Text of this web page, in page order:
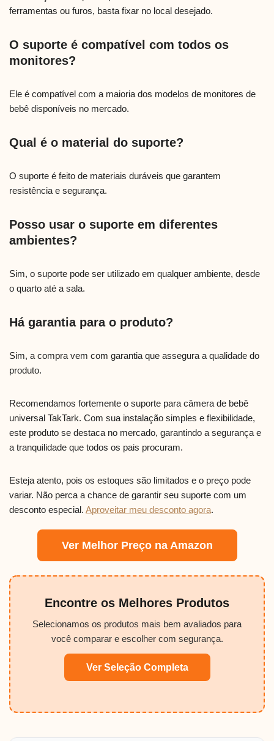
ferramentas ou furos, basta fixar no local desejado.
O suporte é compatível com todos os
monitores?
Ele é compatível com a maioria dos modelos de monitores de
bebê disponíveis no mercado.
Qual é o material do suporte?
O suporte é feito de materiais duráveis que garantem
resistência e segurança.
Posso usar o suporte em diferentes
ambientes?
Sim, o suporte pode ser utilizado em qualquer ambiente, desde
o quarto até a sala.
Há garantia para o produto?
Sim, a compra vem com garantia que assegura a qualidade do
produto.
Recomendamos fortemente o suporte para câmera de bebê
universal TakTark. Com sua instalação simples e flexibilidade,
este produto se destaca no mercado, garantindo a segurança e
a tranquilidade que todos os pais procuram.
Esteja atento, pois os estoques são limitados e o preço pode
variar. Não perca a chance de garantir seu suporte com um
desconto especial. Aproveitar meu desconto agora.
Ver Melhor Preço na Amazon
Encontre os Melhores Produtos
Selecionamos os produtos mais bem avaliados para
você comparar e escolher com segurança.
Ver Seleção Completa